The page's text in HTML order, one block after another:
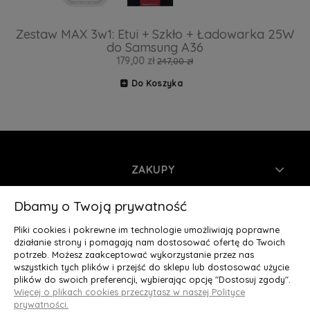
Zestaw MAX 3w1: Etui + Szkło + Ładowarka 25W
do Samsung A36
179,00 zł 247,00 zł
Do Koszyka
ZAKUPY
INFORMACJE
MOJE KONTO
O NAS
Deluxury.pl
Dbamy o Twoją prywatność
Pliki cookies i pokrewne im technologie umożliwiają poprawne
działanie strony i pomagają nam dostosować ofertę do Twoich
potrzeb. Możesz zaakceptować wykorzystanie przez nas
wszystkich tych plików i przejść do sklepu lub dostosować użycie
plików do swoich preferencji, wybierając opcję "Dostosuj zgody".
Więcej o plikach cookies przeczytasz w naszej Polityce
prywatności.